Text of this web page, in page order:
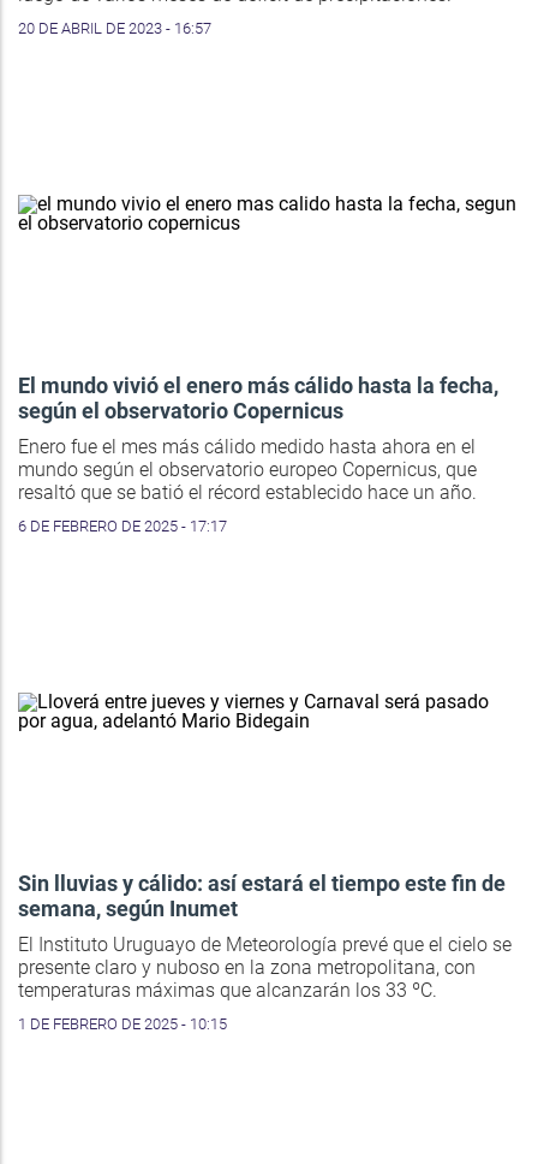
20 DE ABRIL DE 2023 - 16:57
El mundo vivió el enero más cálido hasta la fecha,
según el observatorio Copernicus
Enero fue el mes más cálido medido hasta ahora en el
mundo según el observatorio europeo Copernicus, que
resaltó que se batió el récord establecido hace un año.
6 DE FEBRERO DE 2025 - 17:17
Sin lluvias y cálido: así estará el tiempo este fin de
semana, según Inumet
El Instituto Uruguayo de Meteorología prevé que el cielo se
presente claro y nuboso en la zona metropolitana, con
temperaturas máximas que alcanzarán los 33 ºC.
1 DE FEBRERO DE 2025 - 10:15